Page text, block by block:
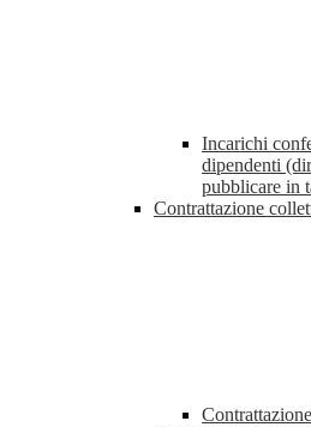
Incarichi
dipendenti
pubblicare in
Contrattazione